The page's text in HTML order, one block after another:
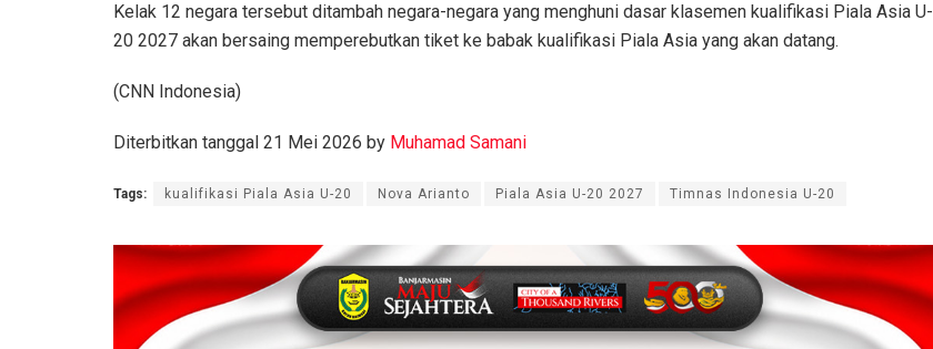
Kelak 12 negara tersebut ditambah negara-negara yang menghuni dasar klasemen kualifikasi Piala Asia U-
20 2027 akan bersaing memperebutkan tiket ke babak kualifikasi Piala Asia yang akan datang.
(CNN Indonesia)
Diterbitkan tanggal 21 Mei 2026 by Muhamad Samani
Tags: kualifikasi Piala Asia U-20 Nova Arianto Piala Asia U-20 2027 Timnas Indonesia U-20